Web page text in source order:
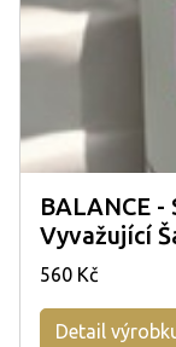
BALANCE -
Vyvažující
560 Kč
Detail